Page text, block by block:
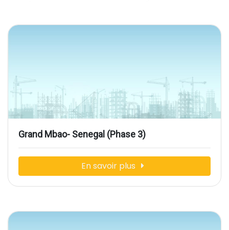
Grand Mbao- Senegal (Phase 3)
En savoir plus